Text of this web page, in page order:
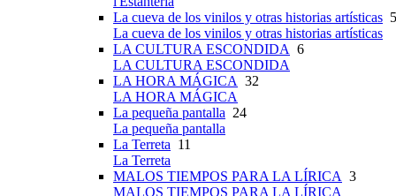
La cueva de los vinilos y otras historias artísticas
La cueva de los vinilos y otras historias artísticas
LA CULTURA ESCONDIDA 6
LA CULTURA ESCONDIDA
LA HORA MÁGICA 32
LA HORA MÁGICA
La pequeña pantalla 24
La pequeña pantalla
La Terreta 11
La Terreta
MALOS TIEMPOS PARA LA LÍRICA 3
MALOS TIEMPOS PARA LA LÍRICA